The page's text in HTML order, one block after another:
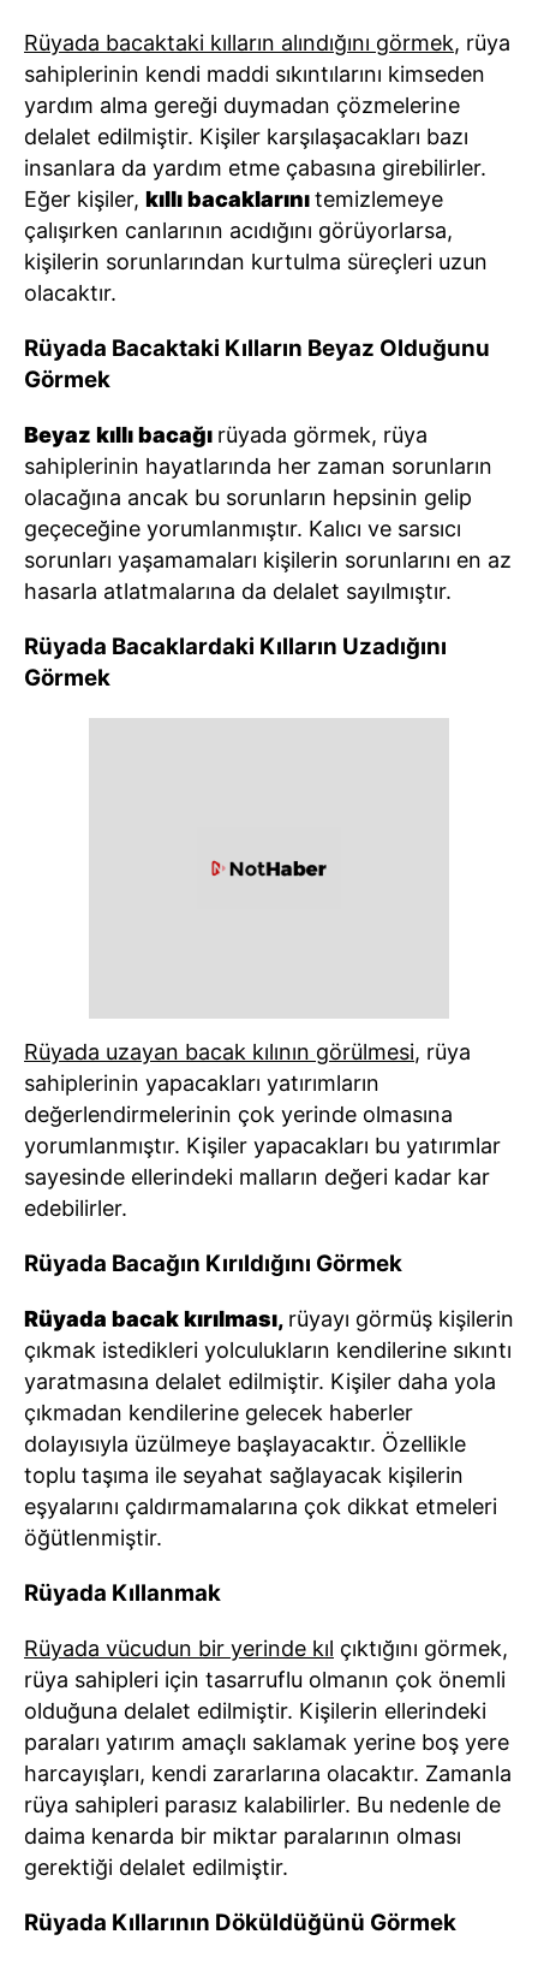
Rüyada bacaktaki kılların alındığını görmek, rüya
sahiplerinin kendi maddi sıkıntılarını kimseden
yardım alma gereği duymadan çözmelerine
delalet edilmiştir. Kişiler karşılaşacakları bazı
insanlara da yardım etme çabasına girebilirler.
Eğer kişiler, kıllı bacaklarınıtemizlemeye
çalışırken canlarının acıdığını görüyorlarsa,
kişilerin sorunlarından kurtulma süreçleri uzun
olacaktır.
Rüyada Bacaktaki Kılların Beyaz Olduğunu
Görmek
Beyaz kıllı bacağı rüyada görmek, rüya
sahiplerinin hayatlarında her zaman sorunların
olacağına ancak bu sorunların hepsinin gelip
geçeceğine yorumlanmıştır. Kalıcı ve sarsıcı
sorunları yaşamamaları kişilerin sorunlarını en az
hasarla atlatmalarına da delalet sayılmıştır.
Rüyada Bacaklardaki Kılların Uzadığını
Görmek
Rüyada uzayan bacak kılının görülmesi, rüya
sahiplerinin yapacakları yatırımların
değerlendirmelerinin çok yerinde olmasına
yorumlanmıştır. Kişiler yapacakları bu yatırımlar
sayesinde ellerindeki malların değeri kadar kar
edebilirler.
Rüyada Bacağın Kırıldığını Görmek
Rüyada bacak kırılması, rüyayı görmüş kişilerin
çıkmak istedikleri yolculukların kendilerine sıkıntı
yaratmasına delalet edilmiştir. Kişiler daha yola
çıkmadan kendilerine gelecek haberler
dolayısıyla üzülmeye başlayacaktır. Özellikle
toplu taşıma ile seyahat sağlayacak kişilerin
eşyalarını çaldırmamalarına çok dikkat etmeleri
öğütlenmiştir.
Rüyada Kıllanmak
Rüyada vücudun bir yerinde kıl çıktığını görmek,
rüya sahipleri için tasarruflu olmanın çok önemli
olduğuna delalet edilmiştir. Kişilerin ellerindeki
paraları yatırım amaçlı saklamak yerine boş yere
harcayışları, kendi zararlarına olacaktır. Zamanla
rüya sahipleri parasız kalabilirler. Bu nedenle de
daima kenarda bir miktar paralarının olması
gerektiği delalet edilmiştir.
Rüyada Kıllarının Döküldüğünü Görmek